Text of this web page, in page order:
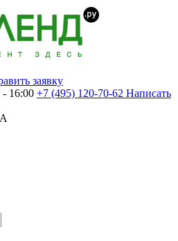
заявку
16:00 +7 (495) 120-70-62 Написать